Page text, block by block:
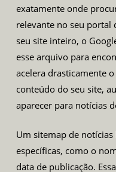
exatamente onde
relevante no seu portal
seu site inteiro, o
esse arquivo para
acelera drasticamente
conteúdo do seu site,
aparecer para notícias
Um sitemap de
específicas, como o
data de publicação.